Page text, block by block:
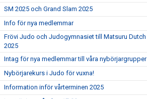
SM 2025 och Grand Slam 2025
Info för nya medlemmar
Frövi Judo och Judogymnasiet till Matsuru Dutch
2025
Intag för nya medlemmar till våra
Nybörjarekurs i Judo för vuxna!
Information inför vårterminen 2025